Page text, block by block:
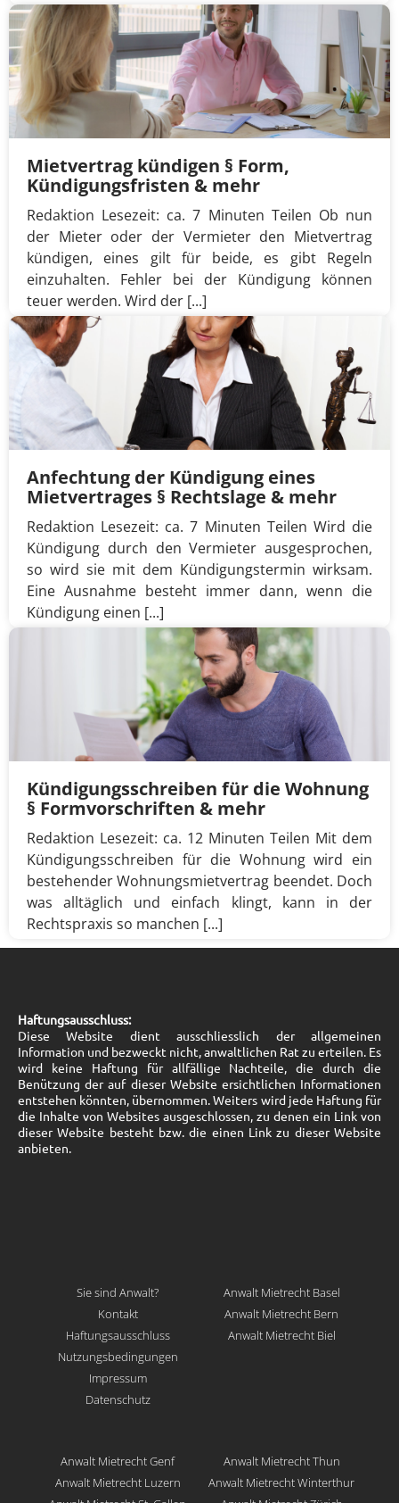
Mietvertrag kündigen § Form,
Kündigungsfristen & mehr
Redaktion Lesezeit: ca. 7 Minuten Teilen Ob nun
der Mieter oder der Vermieter den Mietvertrag
kündigen, eines gilt für beide, es gibt Regeln
einzuhalten. Fehler bei der Kündigung können
teuer werden. Wird der [...]
Anfechtung der Kündigung eines
Mietvertrages § Rechtslage & mehr
Redaktion Lesezeit: ca. 7 Minuten Teilen Wird die
Kündigung durch den Vermieter ausgesprochen,
so wird sie mit dem Kündigungstermin wirksam.
Eine Ausnahme besteht immer dann, wenn die
Kündigung einen [...]
Kündigungsschreiben für die Wohnung
§ Formvorschriften & mehr
Redaktion Lesezeit: ca. 12 Minuten Teilen Mit dem
Kündigungsschreiben für die Wohnung wird ein
bestehender Wohnungsmietvertrag beendet. Doch
was alltäglich und einfach klingt, kann in der
Rechtspraxis so manchen [...]
Haftungsausschluss:
Diese Website dient ausschliesslich der allgemeinen
Information und bezweckt nicht, anwaltlichen Rat zu erteilen. Es
wird keine Haftung für allfällige Nachteile, die durch die
Benützung der auf dieser Website ersichtlichen Informationen
entstehen könnten, übernommen. Weiters wird jede Haftung für
die Inhalte von Websites ausgeschlossen, zu denen ein Link von
dieser Website besteht bzw. die einen Link zu dieser Website
anbieten.
Sie sind Anwalt?
Kontakt
Haftungsausschluss
Nutzungsbedingungen
Impressum
Datenschutz
Anwalt Mietrecht Basel
Anwalt Mietrecht Bern
Anwalt Mietrecht Biel
Anwalt Mietrecht Genf
Anwalt Mietrecht Luzern
Anwalt Mietrecht Thun
Anwalt Mietrecht Winterthur